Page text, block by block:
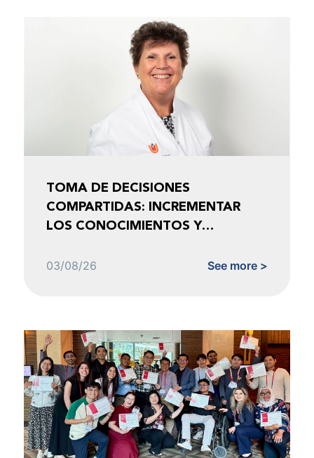
TOMA DE DECISIONES
COMPARTIDAS: INCREMENTAR
LOS CONOCIMIENTOS Y
03/08/26 See more >